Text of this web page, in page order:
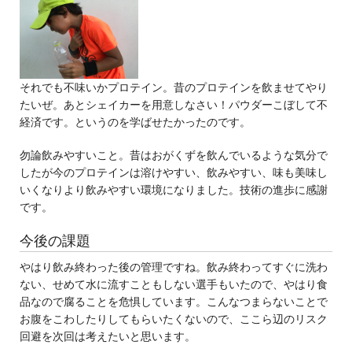
それでも不味いかプロテイン。昔のプロテインを飲ませてやり
たいぜ。あとシェイカーを用意しなさい！パウダーこぼして不
経済です。というのを学ばせたかったのです。
勿論飲みやすいこと。昔はおがくずを飲んでいるような気分で
したが今のプロテインは溶けやすい、飲みやすい、味も美味し
いくなりより飲みやすい環境になりました。技術の進歩に感謝
です。
今後の課題
やはり飲み終わった後の管理ですね。飲み終わってすぐに洗わ
ない、せめて水に流すこともしない選手もいたので、やはり食
品なので腐ることを危惧しています。こんなつまらないことで
お腹をこわしたりしてもらいたくないので、ここら辺のリスク
回避を次回は考えたいと思います。